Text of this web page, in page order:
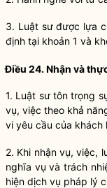
3. Luật sưđược lựa
định tại khoản 1 và
Điều 24. Nhận và
1. Luật sưtôn trọng
vụ, việc theo khả
vi yêu cầu của khách
2. Khi nhận vụ, việc,
nghĩa vụ và trách
hiện dịch vụ pháp lý